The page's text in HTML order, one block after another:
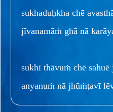
sukhaduḥkha chē
jīvanamāṁ ghā nā
sukhī thāvuṁ chē sahuē
anyanuṁ nā jhūṁṭavī